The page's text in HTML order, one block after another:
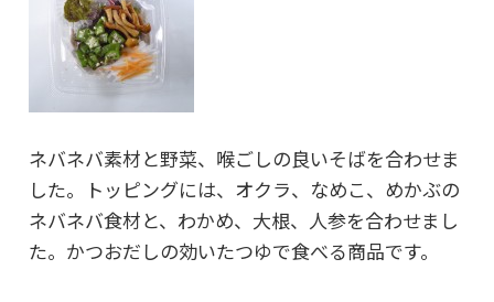
ネバネバ素材と野菜、喉ごしの良いそばを合わせま
した。トッピングには、オクラ、なめこ、めかぶの
ネバネバ食材と、わかめ、大根、人参を合わせまし
た。かつおだしの効いたつゆで食べる商品です。